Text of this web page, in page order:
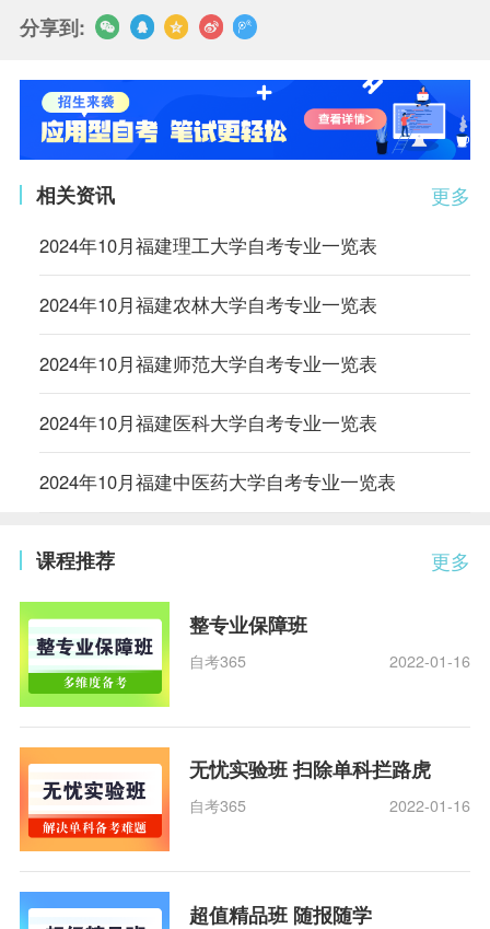
分享到:
更多
相关资讯
2024年10月福建理工大学自考专业一览表
2024年10月福建农林大学自考专业一览表
2024年10月福建师范大学自考专业一览表
2024年10月福建医科大学自考专业一览表
2024年10月福建中医药大学自考专业一览表
更多
课程推荐
整专业保障班
自考365 2022-01-16
无忧实验班 扫除单科拦路虎
自考365 2022-01-16
超值精品班 随报随学